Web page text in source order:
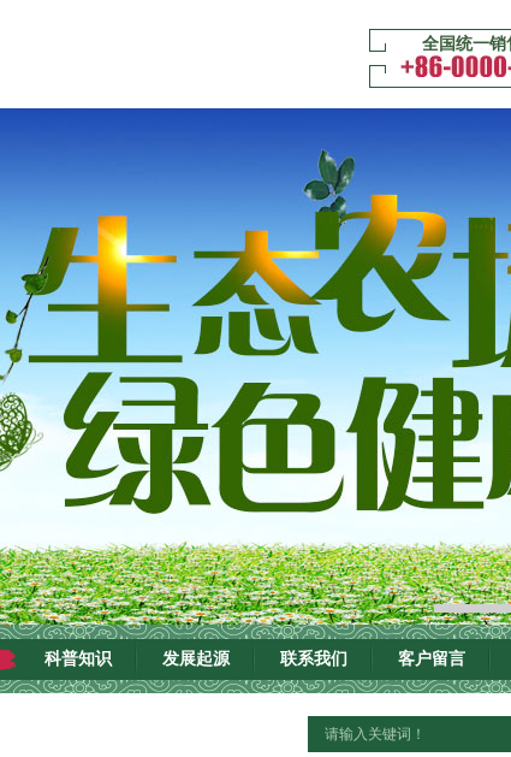
全国统一销
科普知识 发展起源 联系我们 客户留言